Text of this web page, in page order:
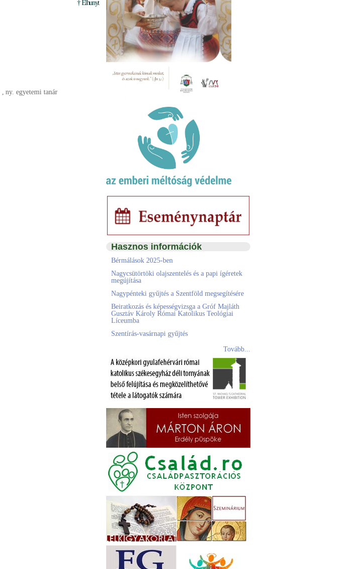
† Elhunyt
, ny. egyetemi tanár
Hasznos információk
Bérmálások 2025-ben
Nagycsütörtöki olajszentelés és a papi ígéretek
megújítása
Nagypénteki gyűjtés a Szentföld megsegítésére
Beiratkozás és képességvizsga a Gróf Majláth
Gusztáv Károly Római Katolikus Teológiai
Líceumba
Szentírás-vasárnapi gyűjtés
Tovább...